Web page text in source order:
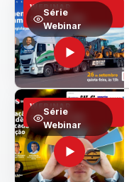
WEBINAR
SOBRATEMA
Série
Webinar
WEBINAR
SOBRATEMA
Série
Webinar